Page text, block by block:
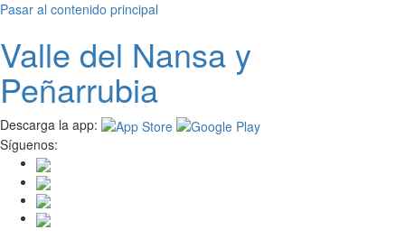
Pasar al contenido principal
Valle del Nansay
Peñarrubia
Descarga la app:
Síguenos: